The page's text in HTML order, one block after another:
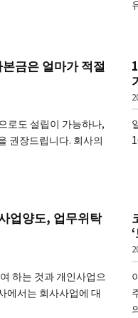
금은 얼마가 적절
로도 설립이 가능하나,
권장드립니다. 회사의
업양도, 업무위탁
하는 것과 개인사업으
에서는 회사사업에 대